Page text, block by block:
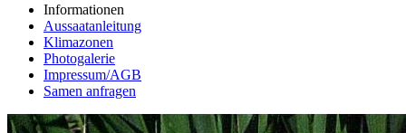
Informationen
Aussaatanleitung
Klimazonen
Photogalerie
Impressum/AGB
Samen anfragen